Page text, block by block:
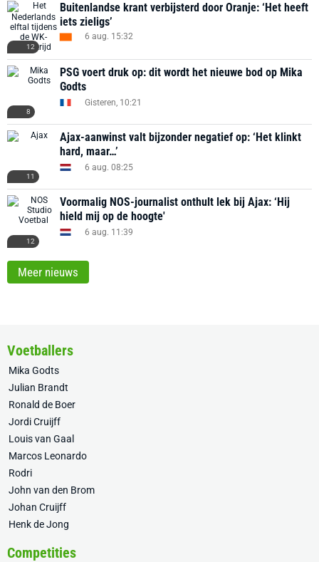
12
Buitenlandse krant verbijsterd door Oranje: ‘Het heeft
iets zieligs’
6 aug. 15:32
8
PSG voert druk op: dit wordt het nieuwe bod op Mika
Godts
Gisteren, 10:21
11
Ajax-aanwinst valt bijzonder negatief op: ‘Het klinkt
hard, maar…’
6 aug. 08:25
12
Voormalig NOS-journalist onthult lek bij Ajax: ‘Hij
hield mij op de hoogte'
6 aug. 11:39
Meer nieuws
Voetballers
Mika Godts
Julian Brandt
Ronald de Boer
Jordi Cruijff
Louis van Gaal
Marcos Leonardo
Rodri
John van den Brom
Johan Cruijff
Henk de Jong
Competities